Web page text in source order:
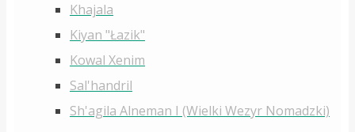
Khajala
Kiyan "Łazik"
Kowal Xenim
Sal'handril
Sh'agila Alneman I (Wielki Wezyr Nomadzki)